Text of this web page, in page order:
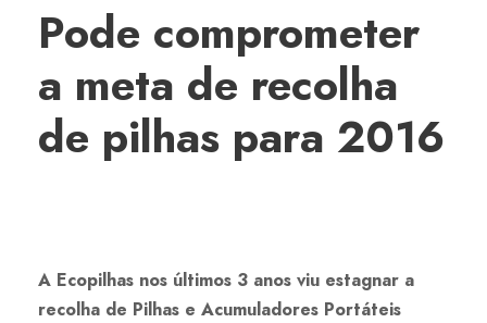
Pode comprometer
a meta de recolha
de pilhas para 2016
A Ecopilhas nos últimos 3 anos viu estagnar a
recolha de Pilhas e Acumuladores Portáteis